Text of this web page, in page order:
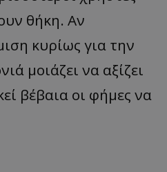
θήκη. Αν
κυρίως για την
μοιάζει να αξίζει
βέβαια οι φήμες να